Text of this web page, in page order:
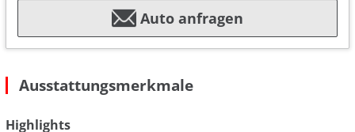
Auto anfragen
Ausstattungsmerkmale
Highlights